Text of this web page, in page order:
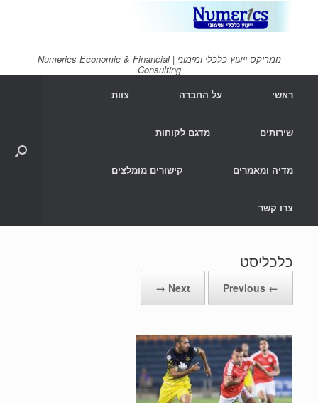
נומריקס ייעוץ כלכלי ומימוני | Numerics Economic & Financial
Consulting
ראשי
על החברה צוות
שירותים מדגם לקוחות
מדיה ומאמרים קישורים מומלצים
צרו קשר
כלכליסט
← Previous
Next →